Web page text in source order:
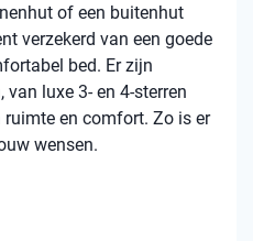
of een buitenhut
verzekerd van een goede
bed. Er zijn
luxe 3- en 4-sterren
en comfort. Zo is er
wensen.